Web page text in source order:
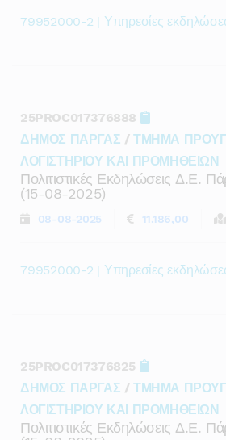
79952000-2 | Υπηρεσίες
25PROC017376888
ΔΗΜΟΣ ΠΑΡΓΑΣ /ΤΜΗΜΑ
ΛΟΓΙΣΤΗΡΙΟΥ ΚΑΙ ΠΡΟΜΗΘΕΙΩΝ
Πολιτιστικές Εκδηλώσεις Δ.ε.
(15-08-2025)
08-08-2025 11.186,00
79952000-2 | Υπηρεσίες
25PROC017376825
ΔΗΜΟΣ ΠΑΡΓΑΣ /ΤΜΗΜΑ
ΛΟΓΙΣΤΗΡΙΟΥ ΚΑΙ ΠΡΟΜΗΘΕΙΩΝ
Πολιτιστικές Εκδηλώσεις Δ.ε.